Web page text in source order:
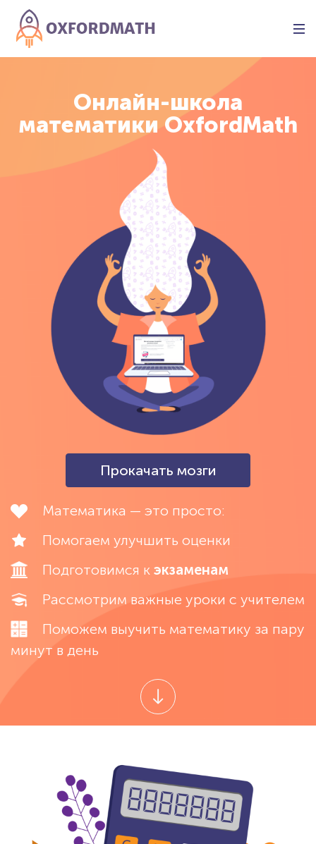
Онлайн-школа
математики OxfordMath
Прокачать мозги
Математика — это просто:
Помогаем улучшить оценки
Подготовимся к экзаменам
Рассмотрим важные уроки с учителем
Поможем выучить математику за пару
минут в день